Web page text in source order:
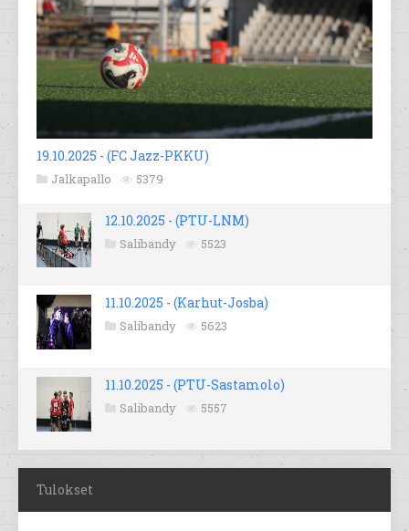
19.10.2025 - (FC Jazz-PKKU)
Jalkapallo 5379
12.10.2025 - (PTU-LNM)
Salibandy 5523
11.10.2025 - (Karhut-Josba)
Salibandy 5623
11.10.2025 - (PTU-Sastamolo)
Salibandy 5557
Tulokset